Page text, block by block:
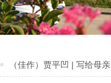
（佳作）贾平凹 | 写给母亲